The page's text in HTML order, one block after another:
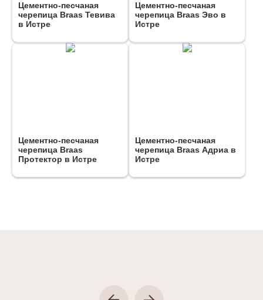
Цементно-песчаная
черепица Braas Тевива
в Истре
Цементно-песчаная
черепица Braas Эво в
Истре
Цементно-песчаная
черепица Braas
Протектор в Истре
Цементно-песчаная
черепица Braas Адриа в
Истре